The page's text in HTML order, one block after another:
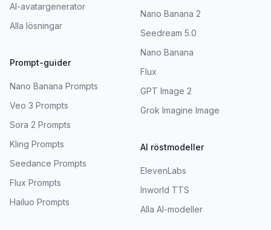
AI-avatargenerator
Alla lösningar
Prompt-guider
Nano Banana Prompts
Veo 3 Prompts
Sora 2 Prompts
Kling Prompts
Seedance Prompts
Flux Prompts
Hailuo Prompts
Nano Banana 2
Seedream 5.0
Nano Banana
Flux
GPT Image 2
Grok Imagine Image
AI röstmodeller
ElevenLabs
Inworld TTS
Alla AI-modeller